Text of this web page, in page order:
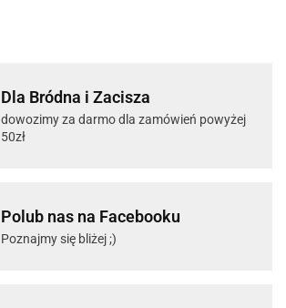
Dla Bródna i Zacisza
dowozimy za darmo dla zamówień powyżej
50zł
Polub nas na Facebooku
Poznajmy się bliżej ;)